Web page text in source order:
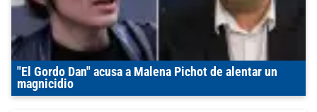
"El Gordo Dan" acusa a Malena Pichot de alentar un
magnicidio